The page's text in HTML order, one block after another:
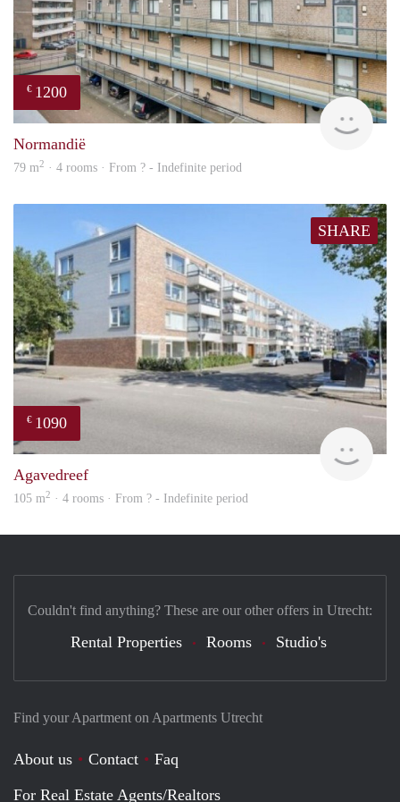
€ 1200
Normandië
79 m2 · 4 rooms · From ? - Indefinite period
SHARE
€ 1090
Agavedreef
105 m2 · 4 rooms · From ? - Indefinite period
Find your Apartment on Apartments Utrecht
About us Contact
Faq
For Real Estate Agents/Realtors
Couldn't find anything? These are our other offers in Utrecht:
Rental Properties Rooms Studio's